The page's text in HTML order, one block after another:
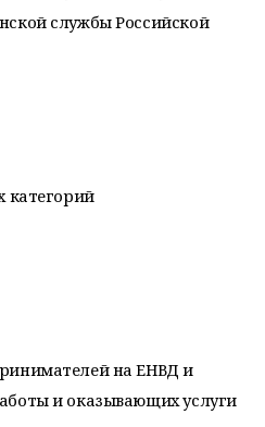
службы Российской
категорий
на ЕНВД и
и оказывающих услуги